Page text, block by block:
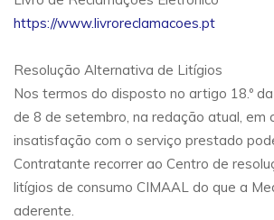
https://www.livroreclamacoes.pt
Resolução Alternativa de Litígios
Nos termos do disposto no artigo 18.º da
de 8 de setembro, na redação atual, em
insatisfação com o serviço prestado
Contratante recorrer ao Centro de
litígios de consumo CIMAAL do que a
aderente.